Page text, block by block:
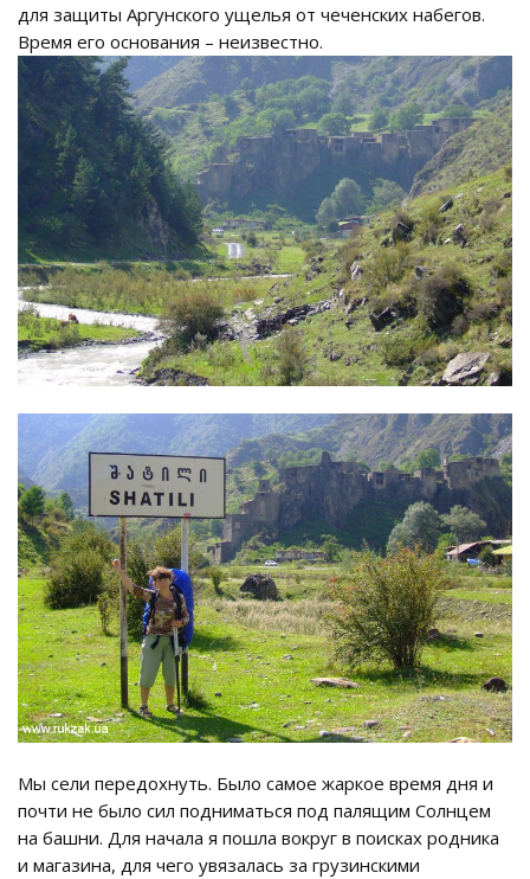
для защиты Аргунского ущелья от чеченских набегов.
Время его основания – неизвестно.
Мы сели передохнуть. Было самое жаркое время дня и
почти не было сил подниматься под палящим Солнцем
на башни. Для начала я пошла вокруг в поисках родника
и магазина, для чего увязалась за грузинскими